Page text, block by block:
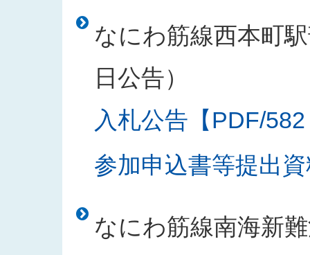
なにわ筋線西本町
日公告）
入札公告【PDF/
参加申込書等提出
なにわ筋線南海新